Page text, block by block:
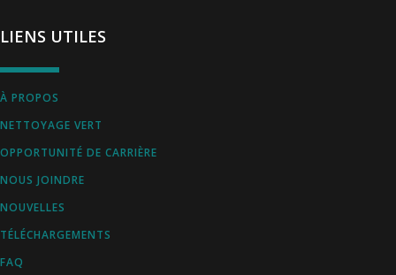
LIENS UTILES
À PROPOS
NETTOYAGE VERT
OPPORTUNITÉ DE CARRIÈRE
NOUS JOINDRE
NOUVELLES
TÉLÉCHARGEMENTS
FAQ